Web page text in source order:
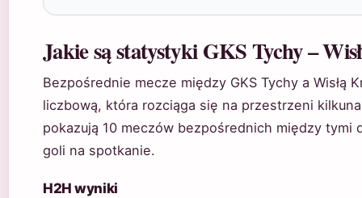
Jakie są statystyki GKS Tychy –
Bezpośrednie mecze między GKS Tychy a Wisłą
liczbową, która rozciąga się na przestrzeni
pokazują 10 meczów bezpośrednich między tymi
goli na spotkanie.
H2H wyniki